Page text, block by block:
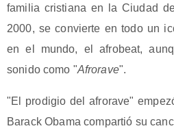
familia cristiana en la Ciudad
2000, se convierte en todo un
en el mundo, el afrobeat,
sonido como "Afrorave".
"El prodigio del afrorave"
Barack Obama compartió su